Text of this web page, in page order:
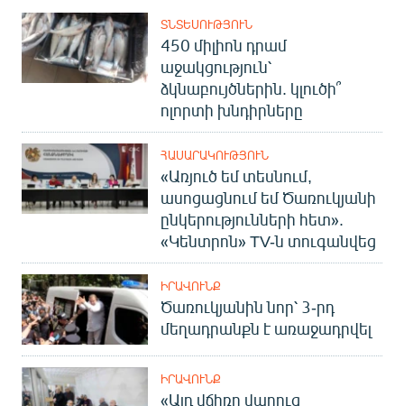
ՏՆՏԵՍՈՒԹՅՈՒՆ
450 միլիոն դրամ
աջակցություն՝
ձկնաբույծներին. կլուծի՞
ոլորտի խնդիրները
ՀԱՍԱՐԱԿՈՒԹՅՈՒՆ
«Առյուծ եմ տեսնում,
ասոցացնում եմ Ծառուկյանի
ընկերությունների հետ».
«Կենտրոն» TV-ն տուգանվեց
ԻՐԱՎՈՒՆՔ
Ծառուկյանին նոր՝ 3-րդ
մեղադրանքն է առաջադրվել
ԻՐԱՎՈՒՆՔ
«Այդ վճիռը վաղուց